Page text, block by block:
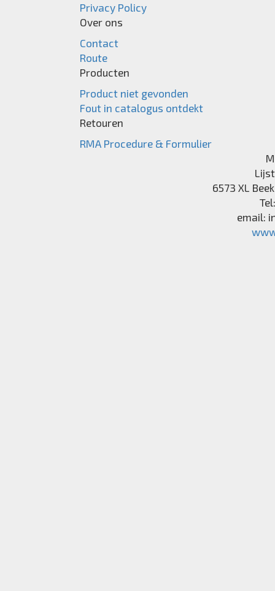
Privacy Policy
Over ons
Contact
Route
Producten
Product niet gevonden
Fout in catalogus ontdekt
Retouren
RMA Procedure & Formulier
6573 XL
email: